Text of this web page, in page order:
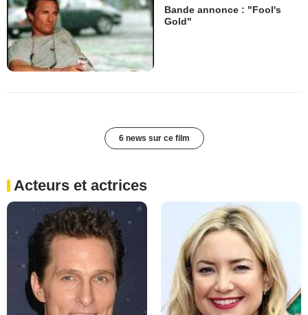
Bande annonce : "Fool's
Gold"
6 news sur ce film
Acteurs et actrices